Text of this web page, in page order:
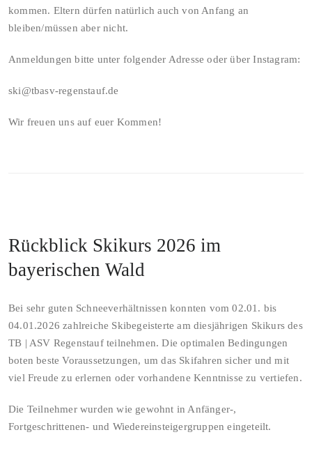
kommen. Eltern dürfen natürlich auch von Anfang an
bleiben/müssen aber nicht.
Anmeldungen bitte unter folgender Adresse oder über Instagram:
ski@tbasv-regenstauf.de
Wir freuen uns auf euer Kommen!
Rückblick Skikurs 2026 im
bayerischen Wald
Bei sehr guten Schneeverhältnissen konnten vom 02.01. bis
04.01.2026 zahlreiche Skibegeisterte am diesjährigen Skikurs des
TB | ASV Regenstauf teilnehmen. Die optimalen Bedingungen
boten beste Voraussetzungen, um das Skifahren sicher und mit
viel Freude zu erlernen oder vorhandene Kenntnisse zu vertiefen.
Die Teilnehmer wurden wie gewohnt in Anfänger-,
Fortgeschrittenen- und Wiedereinsteigergruppen eingeteilt.